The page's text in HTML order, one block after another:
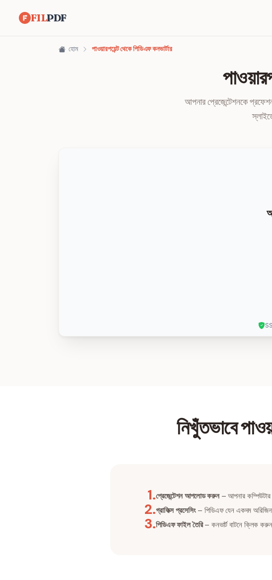
FILPDF
হোম পাওয়ারপয়েন্ট থেকে পিডিএফ কনভার্টার
আপনার প্রেজেন্টেশনকে
নিখুঁতভাবে
1.প্রেজেন্টেশন আপলোড করুন– আপনার কম্পিউটার
2.গ্রাফিক্স প্রসেসিং– পিডিএফ যেন একদম
3.পিডিএফ ফাইল তৈরি– কনভার্ট বাটনে ক্লিক